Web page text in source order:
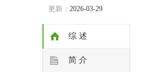
更新： 2026-03-29
综 述
简 介